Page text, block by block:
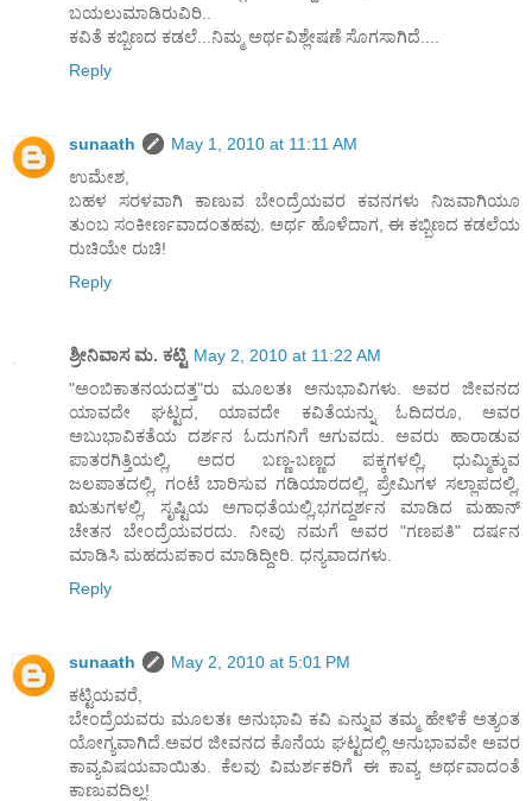
ಬಯಲುಮಾಡಿರುವಿರಿ..
ಕವಿತೆ ಕಬ್ಬಿಣದ ಕಡಲೆ...ನಿಮ್ಮ ಅರ್ಥವಿಶ್ಲೇಷಣೆ ಸೊಗಸಾಗಿದೆ....
Reply
sunaath
May 1, 2010 at 11:11 AM
ಉಮೇಶ,
ಬಹಳ ಸರಳವಾಗಿ ಕಾಣುವ ಬೇಂದ್ರೆಯವರ ಕವನಗಳು ನಿಜವಾಗಿಯೂ
ತುಂಬ ಸಂಕೀರ್ಣವಾದಂತಹವು. ಅರ್ಥ ಹೊಳೆದಾಗ, ಈ ಕಬ್ಬಿಣದ ಕಡಲೆಯ
ರುಚಿಯೇ ರುಚಿ!
Reply
ಶ್ರೀನಿವಾಸ ಮ. ಕಟ್ಟಿ May 2, 2010 at 11:22 AM
"ಅಂಬಿಕಾತನಯದತ್ತ"ರು ಮೂಲತಃ ಅನುಭಾವಿಗಳು. ಅವರ ಜೀವನದ
ಯಾವದೇ ಘಟ್ಟದ, ಯಾವದೇ ಕವಿತೆಯನ್ನು ಓದಿದರೂ, ಅವರ
ಅಬುಭಾವಿಕತೆಯ ದರ್ಶನ ಓದುಗನಿಗೆ ಆಗುವದು. ಅವರು ಹಾರಾಡುವ
ಪಾತರಗಿತ್ತಿಯಲ್ಲಿ, ಅದರ ಬಣ್ಣ-ಬಣ್ಣದ ಪಕ್ಕಗಳಲ್ಲಿ, ಧುಮ್ಮಿಕ್ಕುವ
ಜಲಪಾತದಲ್ಲಿ, ಗಂಟೆ ಬಾರಿಸುವ ಗಡಿಯಾರದಲ್ಲಿ, ಪ್ರೇಮಿಗಳ ಸಲ್ಲಾಪದಲ್ಲಿ,
ಋತುಗಳಲ್ಲಿ, ಸೃಷ್ಟಿಯ ಅಗಾಧತೆಯಲ್ಲಿ,ಭಗದ್ದರ್ಶನ ಮಾಡಿದ ಮಹಾನ್
ಚೇತನ ಬೇಂದ್ರೆಯವರದು. ನೀವು ನಮಗೆ ಅವರ "ಗಣಪತಿ" ದರ್ಷನ
ಮಾಡಿಸಿ ಮಹದುಪಕಾರ ಮಾಡಿದ್ದೀರಿ. ಧನ್ಯವಾದಗಳು.
Reply
sunaath
May 2, 2010 at 5:01 PM
ಕಟ್ಟಿಯವರೆ,
ಬೇಂದ್ರೆಯವರು ಮೂಲತಃ ಅನುಭಾವಿ ಕವಿ ಎನ್ನುವ ತಮ್ಮ ಹೇಳಿಕೆ ಅತ್ಯಂತ
ಯೋಗ್ಯವಾಗಿದೆ.ಅವರ ಜೀವನದ ಕೊನೆಯ ಘಟ್ಟದಲ್ಲಿ ಅನುಭಾವವೇ ಅವರ
ಕಾವ್ಯವಿಷಯವಾಯಿತು. ಕೆಲವು ವಿಮರ್ಶಕರಿಗೆ ಈ ಕಾವ್ಯ ಅರ್ಥವಾದಂತೆ
ಕಾಣುವದಿಲ್ಲ!